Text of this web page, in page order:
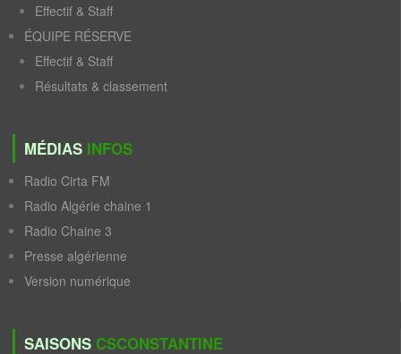
Effectif & Staff
ÉQUIPE RÉSERVE
Effectif & Staff
Résultats & classement
MÉDIAS INFOS
Radio Cirta FM
Radio Algérie chaine 1
Radio Chaine 3
Presse algérienne
Version numérique
SAISONS CSCONSTANTINE